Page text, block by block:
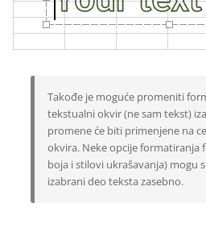
Takođe je moguće promeniti
tekstualni okvir (ne sam tekst)
promene će biti primenjene na
okvira. Neke opcije formatiranja
boja i stilovi ukrašavanja) mogu
izabrani deo teksta zasebno.